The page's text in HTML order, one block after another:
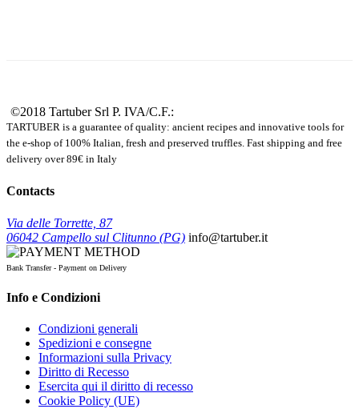
©2018 Tartuber Srl P. IVA/C.F.:
TARTUBER is a guarantee of quality: ancient recipes and innovative tools for
the e-shop of 100% Italian, fresh and preserved truffles. Fast shipping and free
delivery over 89€ in Italy
Contacts
Via delle Torrette, 87
06042 Campello sul Clitunno (PG) info@tartuber.it
Bank Transfer - Payment on Delivery
Info e Condizioni
Condizioni generali
Spedizioni e consegne
Informazioni sulla Privacy
Diritto di Recesso
Esercita qui il diritto di recesso
Cookie Policy (UE)